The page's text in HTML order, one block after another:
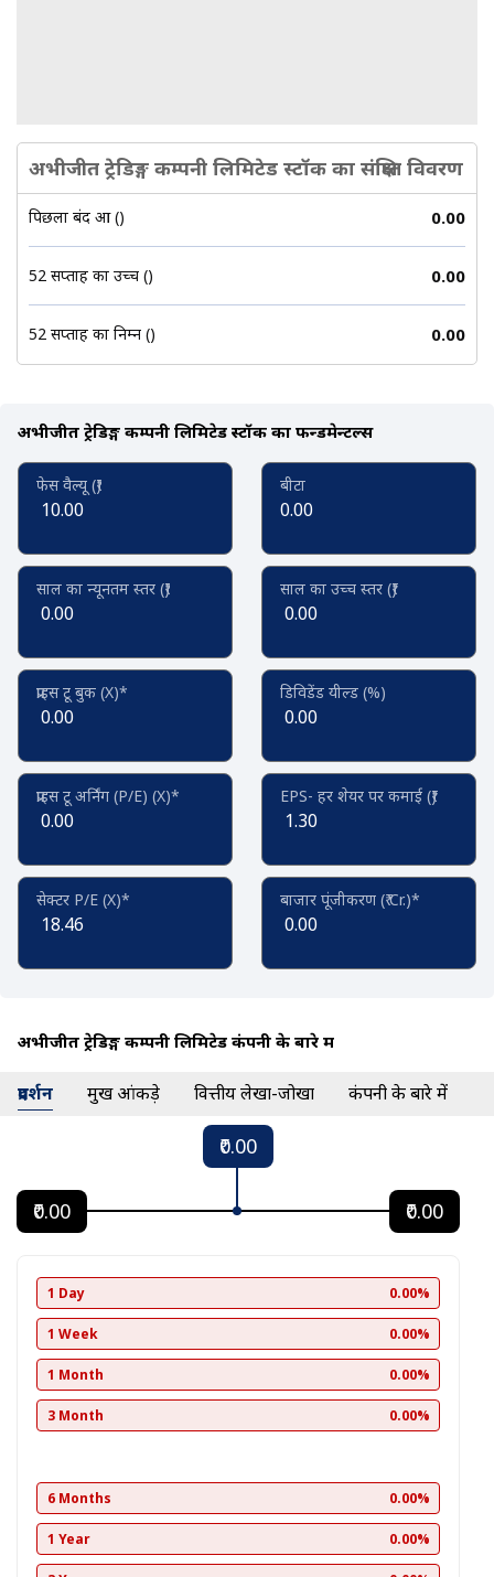
अभीजीत ट्रेडिङ्ग कम्पनी लिमिटेड स्टॉक का संक्षिप्त विवरण
पिछला बंद हुआ (₹) 0.00
52 सप्ताह का उच्च (₹) 0.00
52 सप्ताह का निम्न (₹) 0.00
अभीजीत ट्रेडिङ्ग कम्पनी लिमिटेड स्टॉक का फन्डमेन्टल्स
फेस वैल्यू (₹)
10.00
बीटा
0.00
साल का न्यूनतम स्तर (₹)
0.00
साल का उच्च स्तर (₹)
0.00
प्राइस टू बुक (X)*
0.00
डिविडेंड यील्ड (%)
0.00
प्राइस टू अर्निंग (P/E) (X)*
0.00
EPS- हर शेयर पर कमाई (₹)
1.30
सेक्टर P/E (X)*
18.46
बाजार पूंजीकरण (₹ Cr.)*
0.00
अभीजीत ट्रेडिङ्ग कम्पनी लिमिटेड कंपनी के बारे में
प्रदर्शन प्रमुख आंकड़े वित्तीय लेखा-जोखा कंपनी के बारे में
₹0.00
₹0.00 ₹0.00
1 Day 0.00%
1 Week 0.00%
1 Month 0.00%
3 Month 0.00%
6 Months 0.00%
1 Year 0.00%